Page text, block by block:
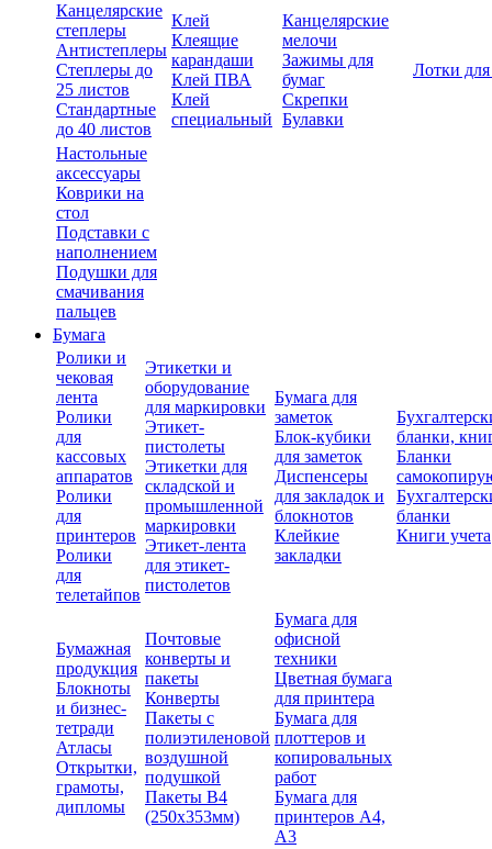
Канцелярские
степлеры
Антистеплеры
Степлеры до
25 листов
Стандартные
до 40 листов
Клей
Клеящие
карандаши
Клей ПВА
Клей
специальный
Канцелярские
мелочи
Зажимы для
бумаг
Скрепки
Булавки
Лотки
Настольные
аксессуары
Коврики на
стол
Подставки с
наполнением
Подушки для
смачивания
пальцев
Бумага
Ролики и
чековая
лента
Ролики
для
кассовых
аппаратов
Ролики
для
принтеров
Ролики
для
телетайпов
Этикетки и
оборудование
для маркировки
Этикет-
пистолеты
Этикетки для
складской и
промышленной
маркировки
Этикет-лента
для этикет-
пистолетов
Бумага для
заметок
Блок-кубики
для заметок
Диспенсеры
для закладок и
блокнотов
Клейкие
закладки
бланки,
Бланки
бланки
Книги учета
Бумажная
продукция
Блокноты
и бизнес-
тетради
Атласы
Открытки,
грамоты,
дипломы
Почтовые
конверты и
пакеты
Конверты
Пакеты с
полиэтиленовой
воздушной
подушкой
Пакеты В4
(250х353мм)
Бумага для
офисной
техники
Цветная бумага
для принтера
Бумага для
плоттеров и
копировальных
работ
Бумага для
принтеров А4,
А3